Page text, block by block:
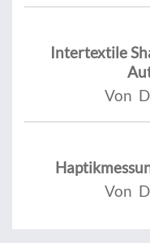
Intertextile
Von
Von